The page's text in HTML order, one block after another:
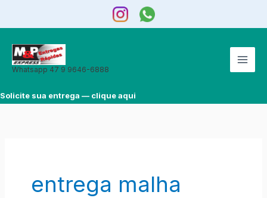
conteúdo
Whatsapp 47 9 9646-6888
Solicite sua entrega — clique aqui
entrega malha